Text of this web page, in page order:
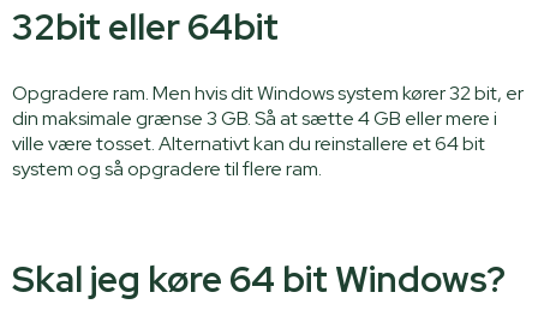
32bit eller 64bit
Opgradere ram. Men hvis dit Windows system kører 32 bit, er
din maksimale grænse 3 GB. Så at sætte 4 GB eller mere i
ville være tosset. Alternativt kan du reinstallere et 64 bit
system og så opgradere til flere ram.
Skal jeg køre 64 bit Windows?